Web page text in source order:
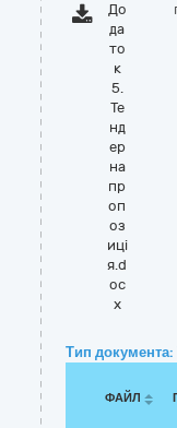
До
да
то
к
5.
Те
нд
ер
на
пр
оп
оз
иці
я.d
oc
x
Тип документа:
ФАЙЛ